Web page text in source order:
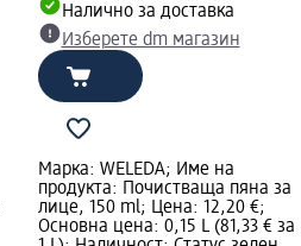
Налично за доставка
Изберете dm магазин
Марка: WELEDA; Име на
продукта: Почистваща пяна за
лице, 150 ml; Цена: 12,20 €;
Основна цена: 0,15 L (81,33 € за